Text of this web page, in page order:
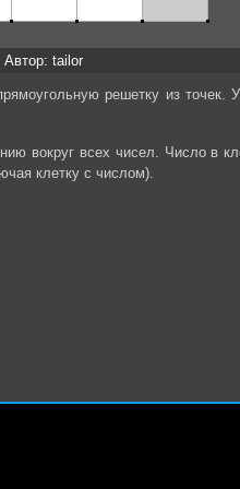
Автор: tailor
решетку из
вокруг всех чисел. Число в
клетку с числом).